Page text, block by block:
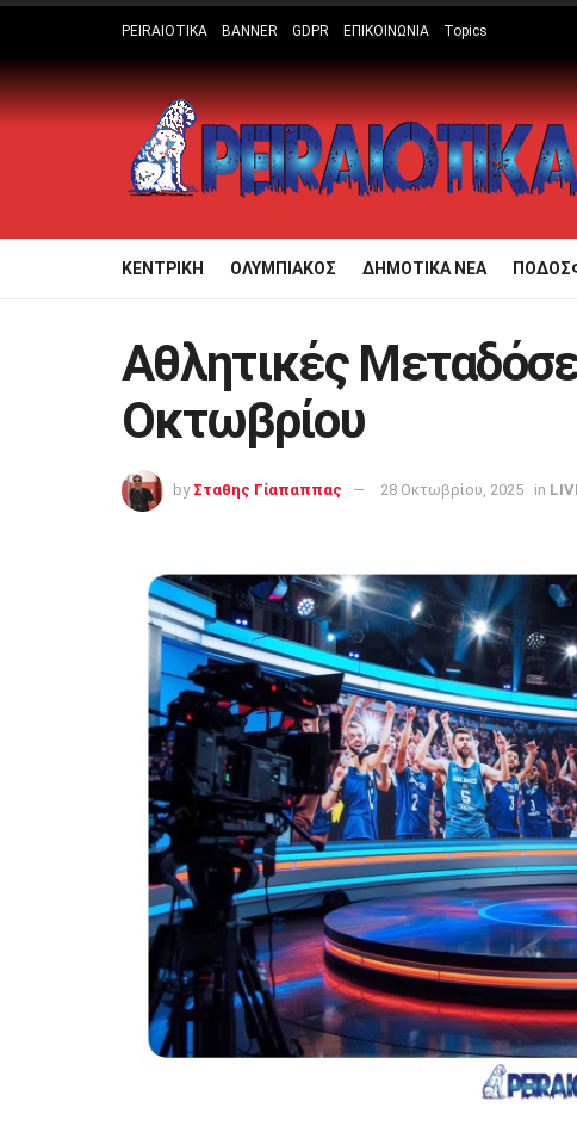
PEIRAIOTIKA BANNER GDPR ΕΠΙΚΟΙΝΩΝΙΑ Topics
ΚΕΝΤΡΙΚΗ ΟΛΥΜΠΙΑΚΟΣ ΔΗΜΟΤΙΚΑ ΝΕΑ
Αθλητικές
Οκτωβρίου
by Σταθης Γίαπαππας 28 Οκτωβρίου, 2025 in